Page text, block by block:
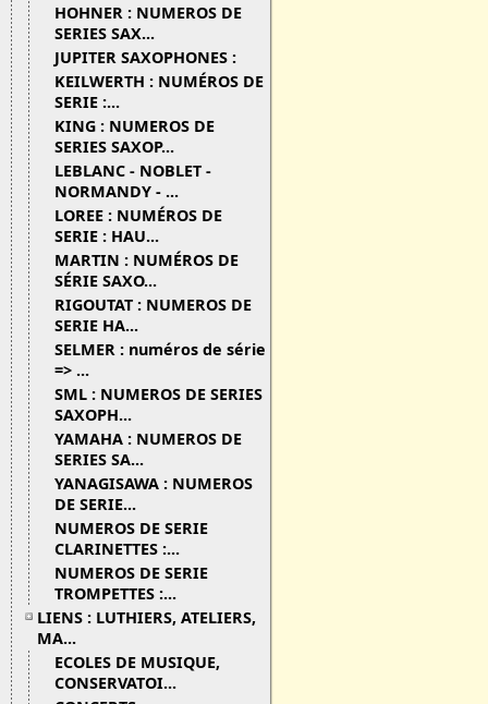
HOHNER : NUMEROS DE
SERIES SAX...
JUPITER SAXOPHONES :
KEILWERTH : NUMÉROS DE
SERIE :...
KING : NUMEROS DE
SERIES SAXOP...
LEBLANC - NOBLET -
NORMANDY - ...
LOREE : NUMÉROS DE
SERIE : HAU...
MARTIN : NUMÉROS DE
SÉRIE SAXO...
RIGOUTAT : NUMEROS DE
SERIE HA...
SELMER : numéros de série
=> ...
SML : NUMEROS DE SERIES
SAXOPH...
YAMAHA : NUMEROS DE
SERIES SA...
YANAGISAWA : NUMEROS
DE SERIE...
NUMEROS DE SERIE
CLARINETTES :...
NUMEROS DE SERIE
TROMPETTES :...
LIENS : LUTHIERS, ATELIERS,
MA...
ECOLES DE MUSIQUE,
CONSERVATOI...